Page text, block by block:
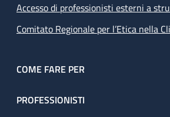
Accesso di professionisti esterni a
Comitato Regionale per l’Etica nella
COME FARE PER
PROFESSIONISTI